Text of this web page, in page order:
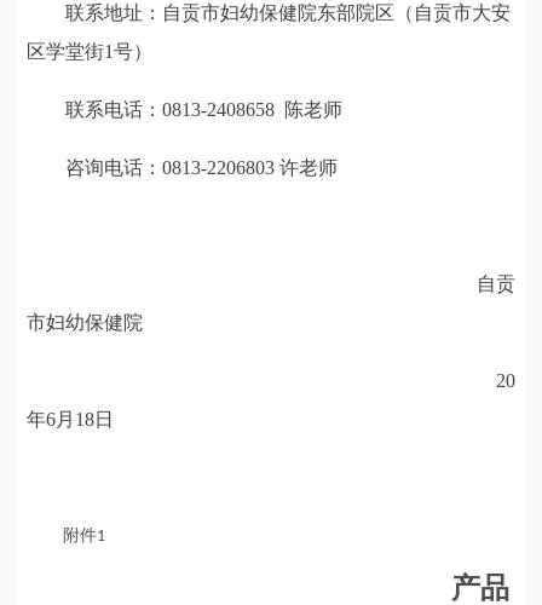
联系地址：自贡市妇幼保健院东部院区（自贡市大安
区学堂街1号）
联系电话： 0813-2408658陈老师
咨询电话： 0813-2206803 许老师
自贡
市妇幼保健院
2026
年6月 18日
附件1
产品